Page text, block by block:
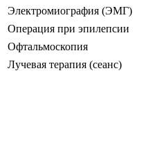
Электромиография (ЭМГ)
Операция при эпилепсии
Офтальмоскопия
Лучевая терапия (сеанс)